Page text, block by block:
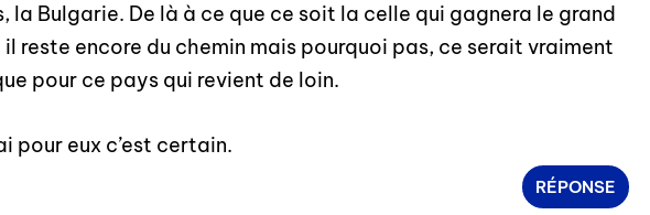
la Bulgarie. De là à ce que ce soit la celle qui gagnera le grand
reste encore du chemin mais pourquoi pas, ce serait vraiment
pour ce pays qui revient de loin.
pour eux c’est certain.
RÉPONSE